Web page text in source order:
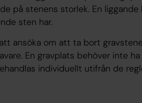
på stenens storlek. En
sten har.
ansöka om att ta bort
En gravplats behöver inte
individuellt utifrån de